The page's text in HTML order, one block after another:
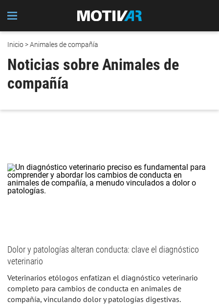
Inicio> Animales de compañía
Noticias sobre Animales de
compañía
Dolor y patologías alteran conducta: clave el diagnóstico
veterinario
Veterinarios etólogos enfatizan el diagnóstico veterinario
completo para cambios de conducta en animales de
compañía, vinculando dolor y patologías digestivas.